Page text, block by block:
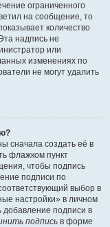
ограниченного
на сообщение, то
количество
надпись не
или
изменениях по
не могут удалить
сначала создать её в
флажком пункт
чтобы подпись
подписи по
выбор в
настройки» в личном
подписи в
подпись в форме